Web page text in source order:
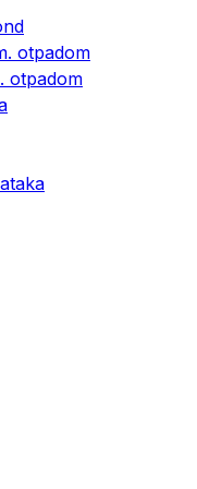
otpadom
otpadom